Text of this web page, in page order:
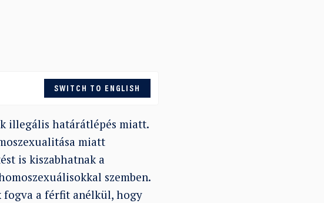
SWITCH TO ENGLISH
illegális határátlépés miatt.
miatt
is kiszabhatnak a
szemben.
a férfit anélkül, hogy